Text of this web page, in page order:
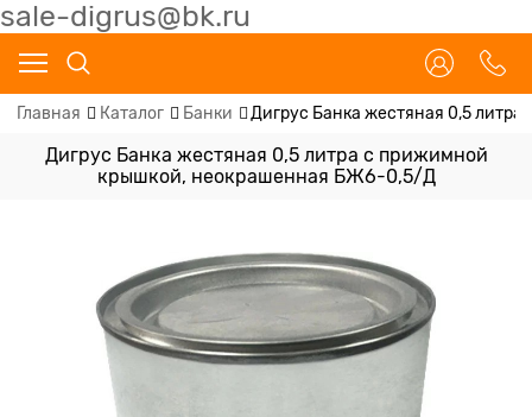
sale-digrus@bk.ru
Главная Каталог Банки Дигрус Банка жестяная 0,5
Дигрус Банка жестяная 0,5 литра с прижимной
крышкой, неокрашенная БЖ6-0,5/Д